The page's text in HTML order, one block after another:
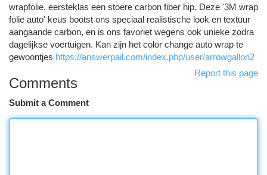
wrapfolie, eersteklas een stoere carbon fiber hip. Deze '3M wrap
folie auto' keus bootst ons speciaal realistische look en textuur
aangaande carbon, en is ons favoriet wegens ook unieke zodra
dagelijkse voertuigen. Kan zijn het color change auto wrap te
gewoontjes https://answerpail.com/index.php/user/arrowgallon2
Report this page
Comments
Submit a Comment